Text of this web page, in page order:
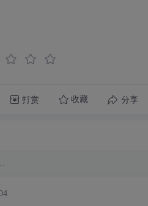
打赏 收藏 分享